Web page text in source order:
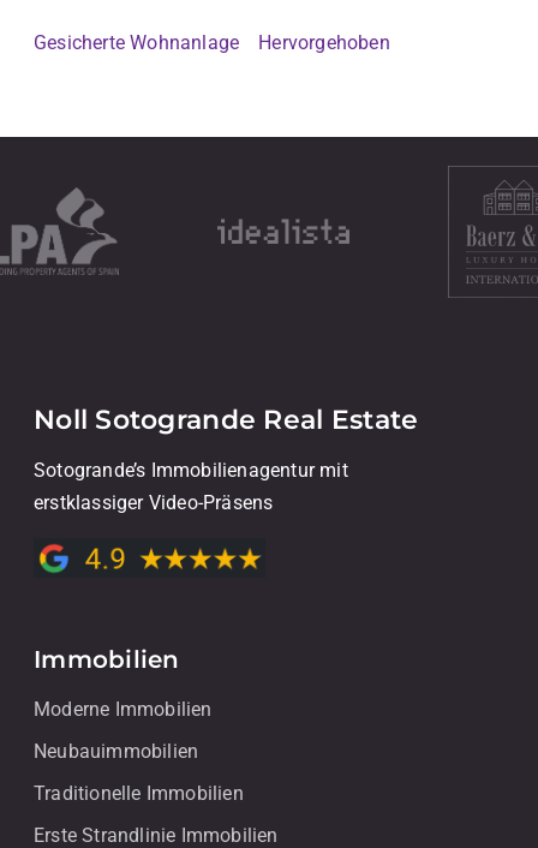
Gesicherte Wohnanlage Hervorgehoben
Noll Sotogrande Real Estate
Sotogrande’s Immobilienagentur mit
erstklassiger Video-Präsens
Immobilien
Moderne Immobilien
Neubauimmobilien
Traditionelle Immobilien
Erste Strandlinie Immobilien